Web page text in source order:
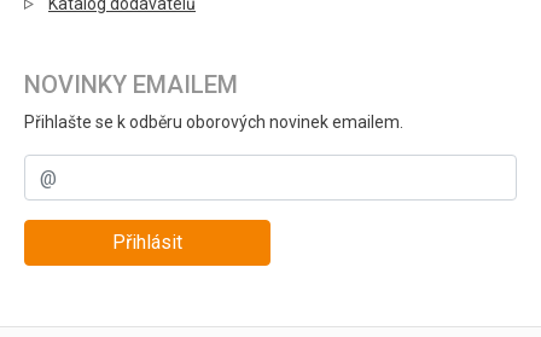
NOVINKY EMAILEM
Přihlašte se k odběru oborových novinek emailem.
Přihlásit